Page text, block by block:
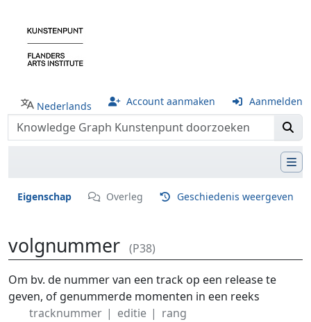
Nederlands Account aanmaken Aanmelden
Eigenschap Overleg Geschiedenis weergeven
volgnummer (P38)
Ga naar:navigatie,zoeken
Om bv. de nummer van een track op een release te
geven, of genummerde momenten in een reeks
tracknummer
editie
rang